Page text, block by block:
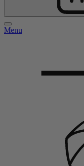
Menu